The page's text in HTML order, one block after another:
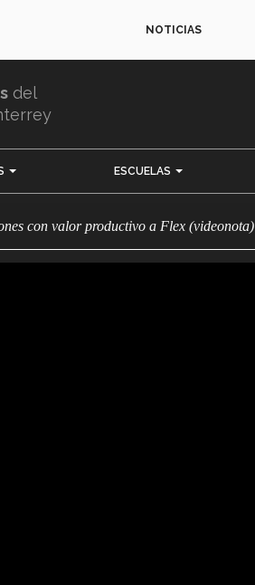
NOTICIAS
del
ESCUELAS
con valor productivo a Flex (videonota)